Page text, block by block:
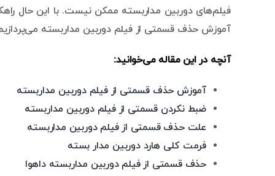
فیلم‌های دوربین مداربسته ممکن نیست. با این حال
آموزش حذف قسمتی از فیلم دوربین مداربسته
آنچه در این مقاله می‌خوانید:
آموزش حذف قسمتی از فیلم دوربین مداربسته
ضبط نکردن قسمتی از فیلم دوربین مداربسته
علت حذف قسمتی از فیلم دوربین مداربسته
فرمت کلی هارد دوربین مدار بسته
حذف قسمتی از فیلم دوربین مداربسته داهوا